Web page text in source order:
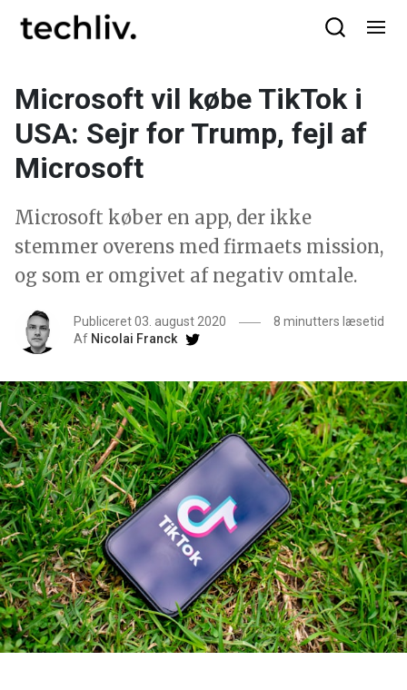
Microsoft vil købe TikTok i
USA: Sejr for Trump, fejl af
Microsoft
Microsoft køber en app, der ikke
stemmer overens med firmaets mission,
og som er omgivet af negativ omtale.
Publiceret 03. august 2020
8 minutters læsetid
Af Nicolai Franck